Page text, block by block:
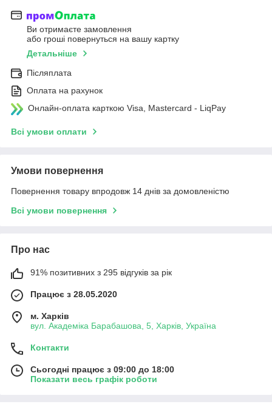
Ви отримаєте замовлення
або гроші повернуться на вашу картку
Детальніше
Післяплата
Оплата на рахунок
Онлайн-оплата карткою Visa, Mastercard - LiqPay
Всі умови оплати
Умови повернення
Повернення товару впродовж 14 днів за домовленістю
Всі умови повернення
Про нас
91% позитивних з 295 відгуків за рік
Працює з 28.05.2020
м. Харків
вул. Академіка Барабашова, 5, Харків, Україна
Контакти
Сьогодні працює з 09:00 до 18:00
Показати весь графік роботи